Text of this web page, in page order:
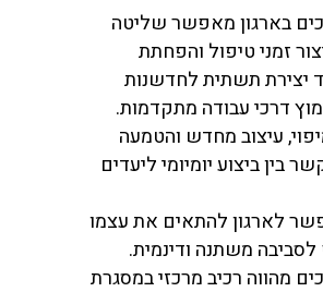
מאפשר שליטה
טיפול והפחתת
תשתית לחדשנות
דרכי עבודה מתקדמות.
עיצוב מחדש והטמעה
ביצוע יומיומי ליעדים
להתאים את עצמו
משתנה ודינמית.
רכיב מרכזי במסגרת